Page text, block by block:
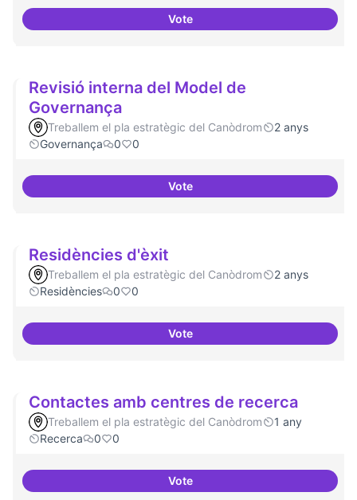
VoteProjectes de recerca
Revisió interna del Model de
Governança
Treballem el pla estratègic del Canòdrom
2 anys
Governança
0 0
VoteRevisió interna del Model de
Residències d'èxit
Treballem el pla estratègic del Canòdrom
2 anys
Residències
0 0
VoteResidències d'èxit
Contactes amb centres de recerca
Treballem el pla estratègic del Canòdrom
1 any
Recerca
0 0
VoteContactes amb centres de